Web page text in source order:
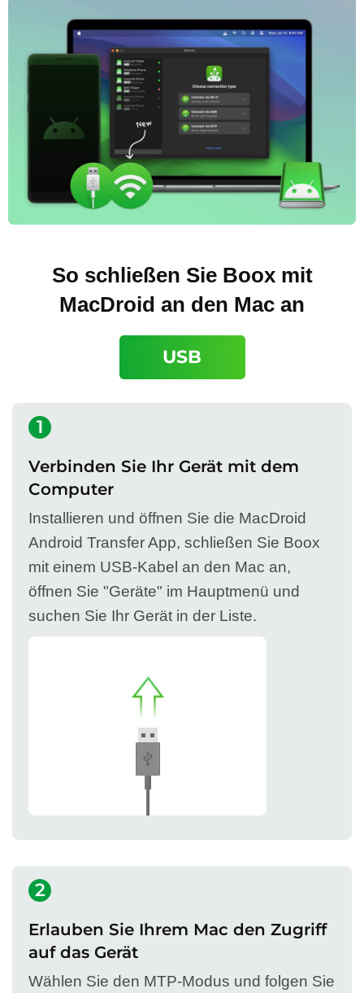
So schließen Sie Boox mit
MacDroid an den Mac an
USB
1
Verbinden Sie Ihr Gerät mit dem
Computer
Installieren und öffnen Sie die MacDroid
Android Transfer App, schließen Sie Boox
mit einem USB-Kabel an den Mac an,
öffnen Sie "Geräte" im Hauptmenü und
suchen Sie Ihr Gerät in der Liste.
2
Erlauben Sie Ihrem Mac den Zugriff
auf das Gerät
Wählen Sie den MTP-Modus und folgen Sie